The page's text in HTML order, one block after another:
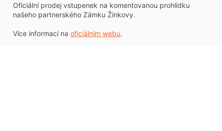
Oficiální prodej vstupenek na komentovanou prohlídku
našeho partnerského Zámku Žinkovy.
Více informací na oficiálním webu.